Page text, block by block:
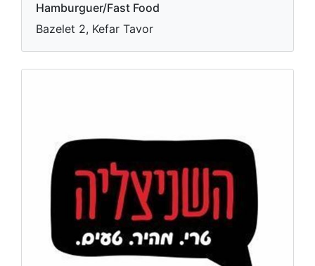
Hamburguer/Fast Food
Bazelet 2, Kefar Tavor